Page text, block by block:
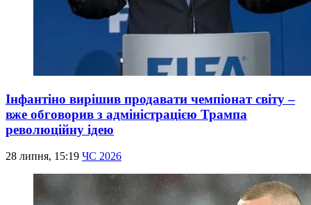
Інфантіно вирішив продавати чемпіонат світу –
вже обговорив з адміністрацією Трампа
революційну ідею
28 липня, 15:19 ЧС 2026